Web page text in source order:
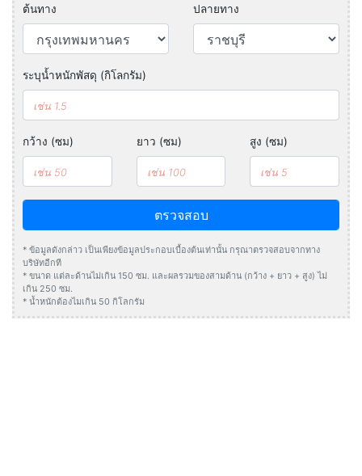
ต้นทาง ปลายทาง
ระบุน้ำหนักพัสดุ (กิโลกรัม)
กว้าง (ซม) ยาว (ซม) สูง (ซม)
ตรวจสอบ
* ข้อมูลดังกล่าว เป็นเพียงข้อมูลประกอบเบื้องต้นเท่านั้น กรุณาตรวจสอบจากทาง
บริษัทอีกที
* ขนาด แต่ละด้านไม่เกิน 150 ซม. และผลรวมของสามด้าน (กว้าง + ยาว + สูง) ไม่
เกิน 250 ซม.
* น้ำหนักต้องไมเกิน 50 กิโลกรัม